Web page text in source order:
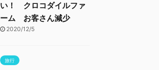
い！ クロコダイルファ
ーム お客さん減少
2020/12/5
旅行